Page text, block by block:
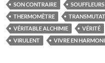
SON CONTRAIRE
SOUFFLEURS
THERMOMÈTRE
VÉRITABLE ALCHIMIE
VÉRITÉ
VIRULENT
VIVRE EN